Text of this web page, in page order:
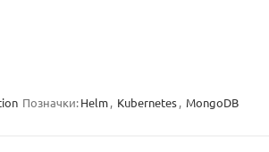
Позначки:Helm, Kubernetes, MongoDB